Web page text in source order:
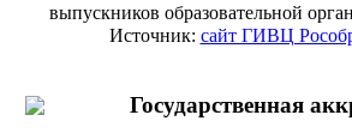
выпускников образовательной
Источник: сайт ГИВЦ
Государственная